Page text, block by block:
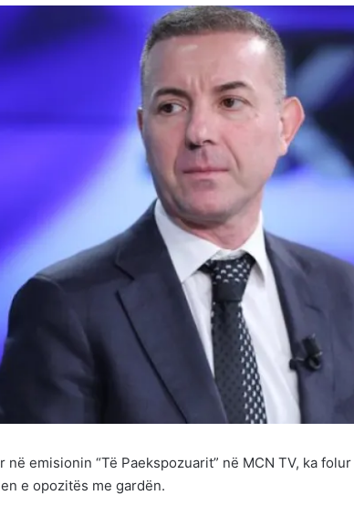
në emisionin “Të Paekspozuarit” në MCN TV, ka
e opozitës me gardën.